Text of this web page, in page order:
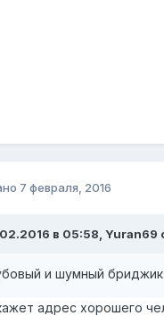
7 февраля, 2016
в 05:58, Yuran69
и шумный
адрес хорошего